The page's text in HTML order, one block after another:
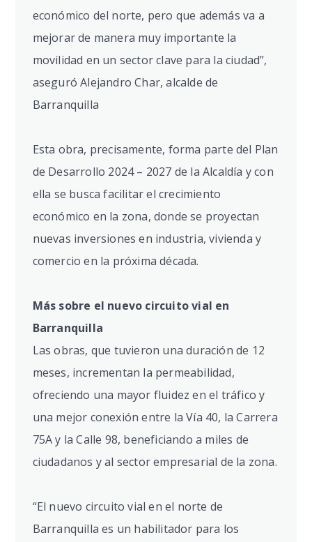
económico del norte, pero que además va a
mejorar de manera muy importante la
movilidad en un sector clave para la ciudad”,
aseguró Alejandro Char, alcalde de
Barranquilla
Esta obra, precisamente, forma parte del Plan
de Desarrollo 2024 – 2027 de la Alcaldía y con
ella se busca facilitar el crecimiento
económico en la zona, donde se proyectan
nuevas inversiones en industria, vivienda y
comercio en la próxima década.
Más sobre el nuevo circuito vial en
Barranquilla
Las obras, que tuvieron una duración de 12
meses, incrementan la permeabilidad,
ofreciendo una mayor fluidez en el tráfico y
una mejor conexión entre la Vía 40, la Carrera
75A y la Calle 98, beneficiando a miles de
ciudadanos y al sector empresarial de la zona.
“El nuevo circuito vial en el norte de
Barranquilla es un habilitador para los